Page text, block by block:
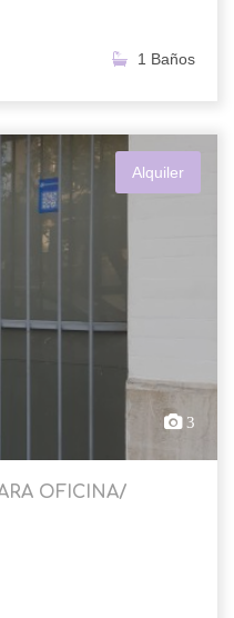
1 Baños
Alquiler
3
OFICINA/